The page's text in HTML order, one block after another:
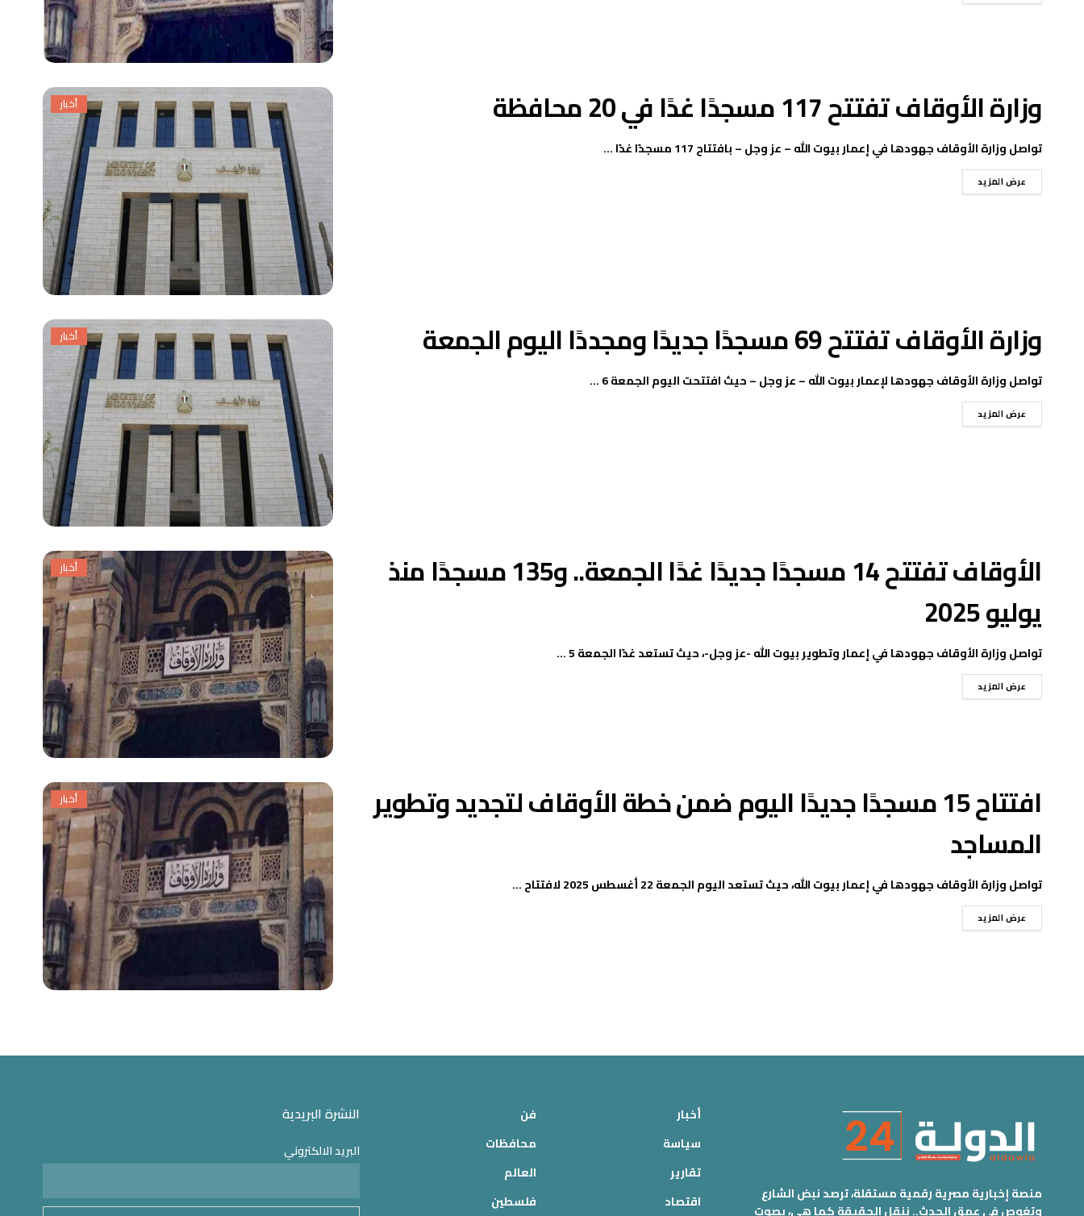
أخبار وزارة الأوقاف تفتتح 117 مسجدًا غدًا في 20 محافظة
تواصل وزارة الأوقاف جهودها في إعمار بيوت الله – عز وجل – بافتتاح 117 مسجدًا غدًا ...
عرض المزيد
أخبار وزارة الأوقاف تفتتح 69 مسجدًا جديدًا ومجددًا اليوم الجمعة
تواصل وزارة الأوقاف جهودها لإعمار بيوت الله – عز وجل – حيث افتتحت اليوم الجمعة 6 ...
عرض المزيد
أخبار
الأوقاف تفتتح 14 مسجدًا جديدًا غدًا الجمعة.. و135 مسجدًا منذ
يوليو 2025
تواصل وزارة الأوقاف جهودها في إعمار وتطوير بيوت الله -عز وجل-، حيث تستعد غدًا الجمعة 5 ...
عرض المزيد
أخبار
افتتاح 15 مسجدًا جديدًا اليوم ضمن خطة الأوقاف لتجديد وتطوير
المساجد
تواصل وزارة الأوقاف جهودها في إعمار بيوت الله، حيث تستعد اليوم الجمعة 22 أغسطس 2025 لافتتاح ...
عرض المزيد
منصة إخبارية مصرية رقمية مستقلة، ترصد نبض الشارع
وتغوص في عمق الحدث.. ننقل الحقيقة كما هي، بصوت
أخبار
سياسة
تقارير
اقتصاد
فن
محافظات
العالم
فلسطين
النشرة البريدية
البريد الالكتروني